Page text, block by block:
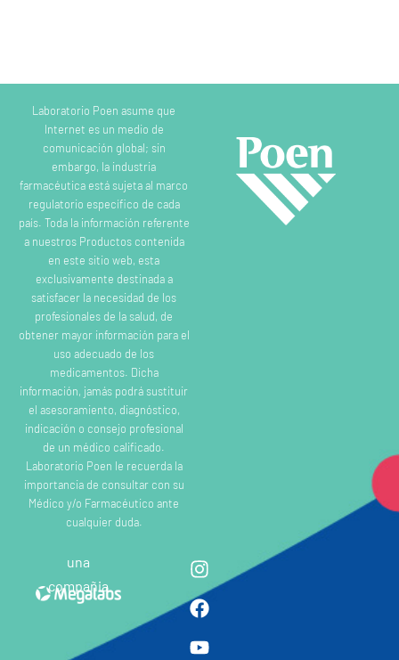
Laboratorio Poen asume que
Internet es un medio de
comunicación global; sin
embargo, la industria
farmacéutica está sujeta al marco
regulatorio específico de cada
país. Toda la información referente
a nuestros Productos contenida
en este sitio web, esta
exclusivamente destinada a
satisfacer la necesidad de los
profesionales de la salud, de
obtener mayor información para el
uso adecuado de los
medicamentos. Dicha
información, jamás podrá sustituir
el asesoramiento, diagnóstico,
indicación o consejo profesional
de un médico calificado.
Laboratorio Poen le recuerda la
importancia de consultar con su
Médico y/o Farmacéutico ante
cualquier duda.
una
compañia